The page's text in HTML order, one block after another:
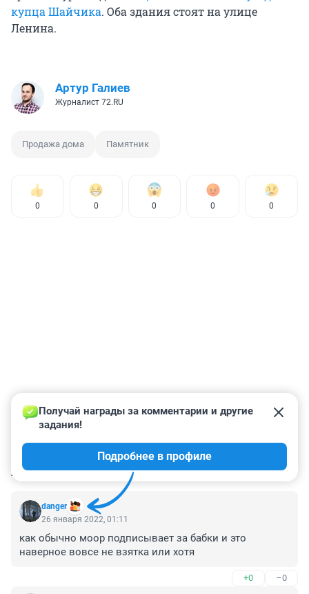
купца Шайчика. Оба здания стоят на улице
Ленина.
Артур Галиев
Журналист 72.RU
Продажа дома Памятник
0 0 0 0 0
КОММЕНТАРИИ 68
danger
Получай награды за комментарии и другие
задания!
Подробнее в профиле
26 января 2022, 01:11
как обычно моор подписывает за бабки и это
наверное вовсе не взятка или хотя
+0 –0